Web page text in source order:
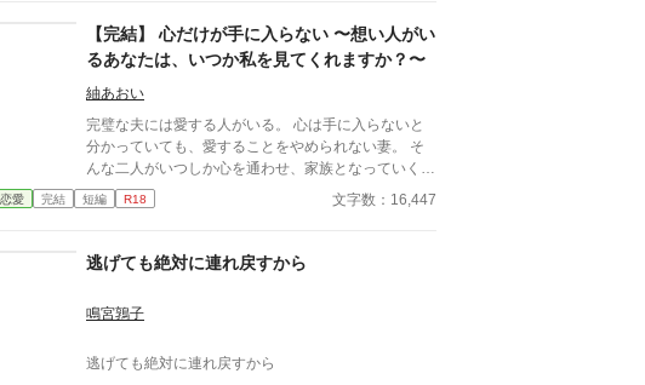
されることになった話」のifストーリーですが繋がり
はなにもありません。
【完結】 心だけが手に入らない 〜想い人がい
るあなたは、いつか私を見てくれますか？〜
紬あおい
完璧な夫には愛する人がいる。 心は手に入らないと
分かっていても、愛することをやめられない妻。 そ
んな二人がいつしか心を通わせ、家族となっていくお
話。
恋愛 完結 短編 R18 文字数：16,447
逃げても絶対に連れ戻すから
鳴宮鶉子
逃げても絶対に連れ戻すから